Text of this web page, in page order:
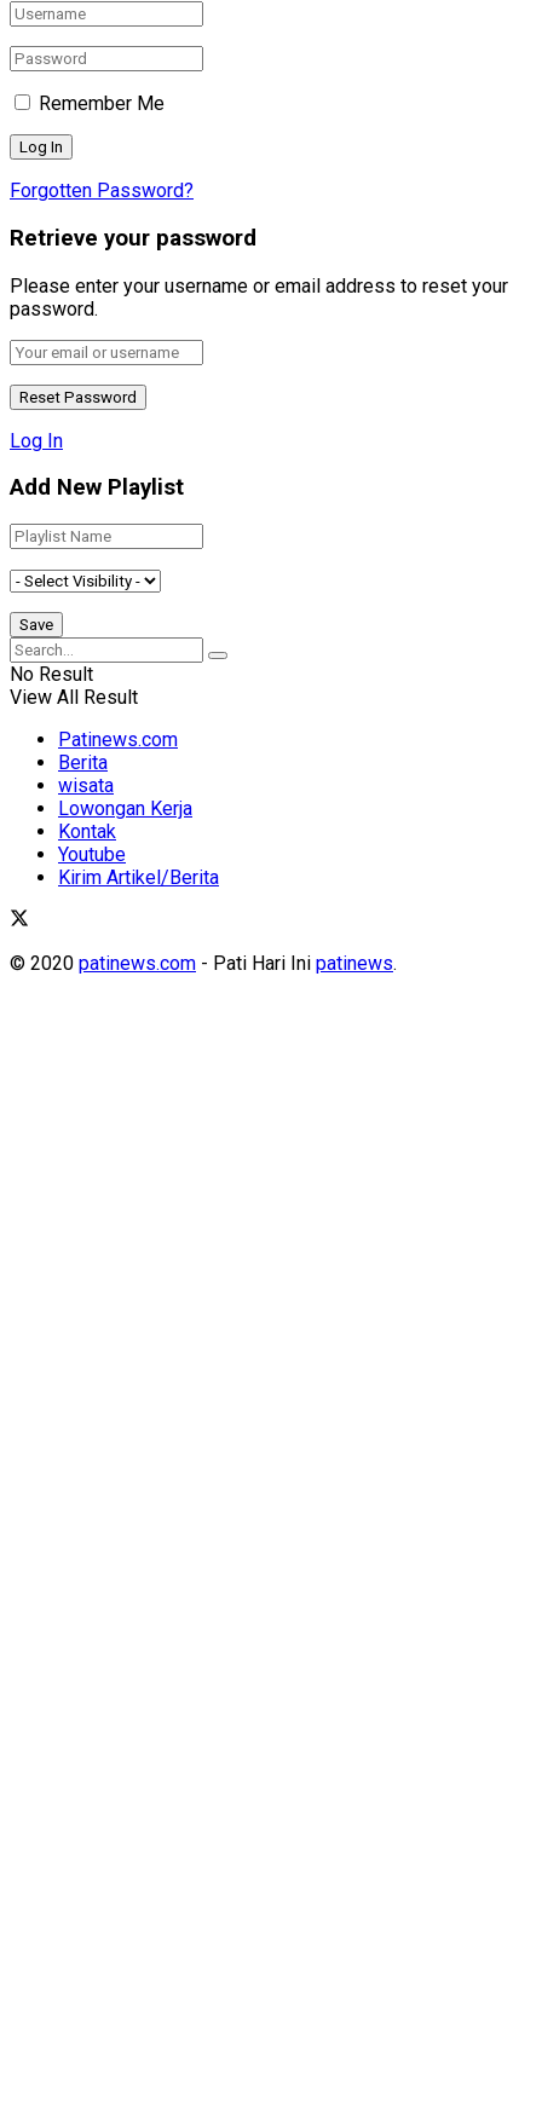
Remember Me
Forgotten Password?
Retrieve your password
Please enter your username or email address to reset your
password.
Log In
Add New Playlist
No Result
View All Result
Patinews.com
Berita
wisata
Lowongan Kerja
Kontak
Youtube
Kirim Artikel/Berita
© 2020 patinews.com - Pati Hari Ini patinews.